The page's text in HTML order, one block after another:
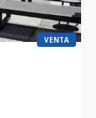
VENTA